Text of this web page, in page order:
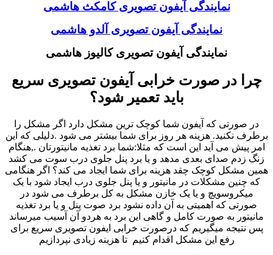
نمایندگی آیفون تصویری کامکث هاشمی
نمایندگی آیفون تصویری آلدو هاشمی
نمایندگی آیفون تصویری کالیوز هاشمی
چرا در صورت خرابی آیفون تصویری سریع
باید تعمیر شود؟
در صورتی که آیفون شما کوچک ترین مشکل دارد اگر مشکل را
برطرف نکنید. هزینه هر روز برای شما بیشتر می شود .دلیلی که این
امر پیش می آید این است که مثلا:شما برد تغذیه مانیتورتان .,هنگام
زنگ زدم صدای بعدی مدهد و یا برد پنل جلوی درب سوت می کشد
همین مشکل کوچک چقد هزینه برای شما ایجاد می کند؟ اگر هنگامی
که چنین مشکلات در مانیتور و یا پنل جلوی درب ایجاد شود با یک
میکروسویچ و یا یک خازن مشکل به کل برطرف می شود در
صورتی که اهمیتی به آن داده نشود برد صوت پنل و یا برد تغذیه
مانیتور به صورت کامل و گاهی این برد به هردو آن آسیب میرساند
پس نتیجه میگیریم که درصورت خرابی ایفون تصویری سریع برای
رفع این مشکل اقدام کنیم تا هزینه زیادی نپردازیم